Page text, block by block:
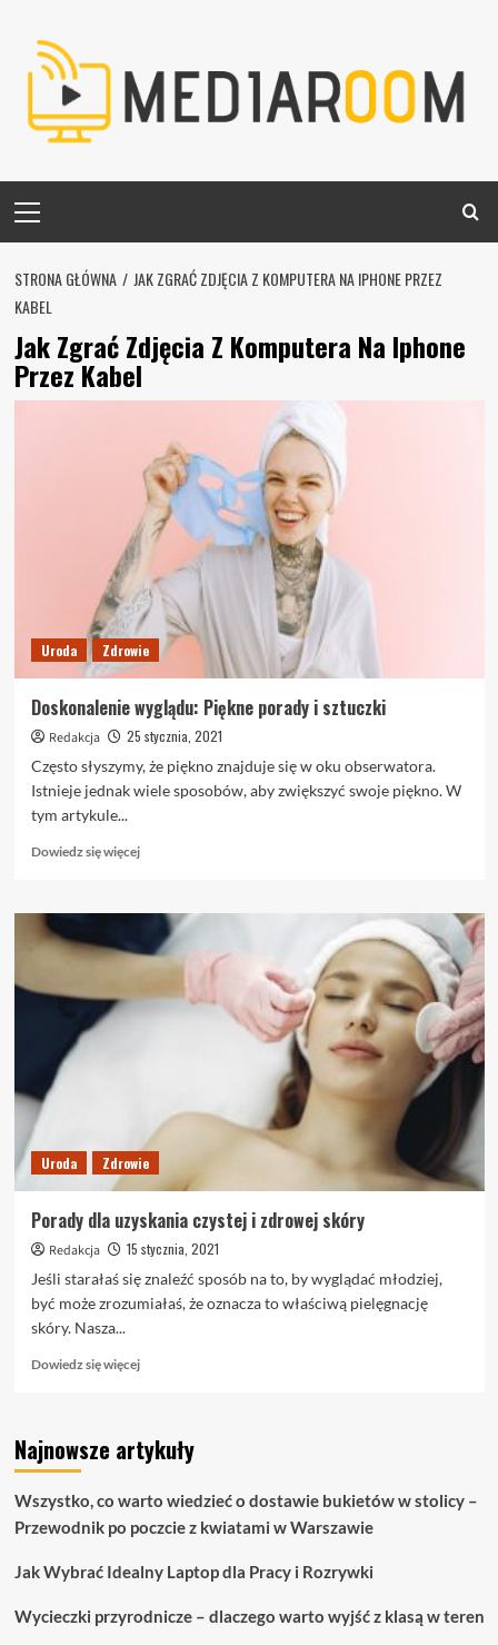
content
Menu
STRONA GŁÓWNA
JAK ZGRAĆ ZDJĘCIA Z KOMPUTERA NA IPHONE PRZEZ
KABEL
Jak Zgrać Zdjęcia Z Komputera Na Iphone
Przez Kabel
Uroda Zdrowie
Doskonalenie wyglądu: Piękne porady i sztuczki
Redakcja
25 stycznia, 2021
Często słyszymy, że piękno znajduje się w oku obserwatora.
Istnieje jednak wiele sposobów, aby zwiększyć swoje piękno. W
tym artykule...
Dowiedz się więcejDowiedz
o
Doskonalenie
wyglądu:
porady
Uroda Zdrowie
Porady dla uzyskania czystej i zdrowej skóry
Redakcja
15 stycznia, 2021
Jeśli starałaś się znaleźć sposób na to, by wyglądać młodziej,
być może zrozumiałaś, że oznacza to właściwą pielęgnację
skóry. Nasza...
Dowiedz się więcejDowiedz
Porady
dla
czystej
i
skóry
Najnowsze artykuły
Wszystko, co warto wiedzieć o dostawie bukietów w stolicy –
Przewodnik po poczcie z kwiatami w Warszawie
Jak Wybrać Idealny Laptop dla Pracy i Rozrywki
Wycieczki przyrodnicze – dlaczego warto wyjść z klasą w teren